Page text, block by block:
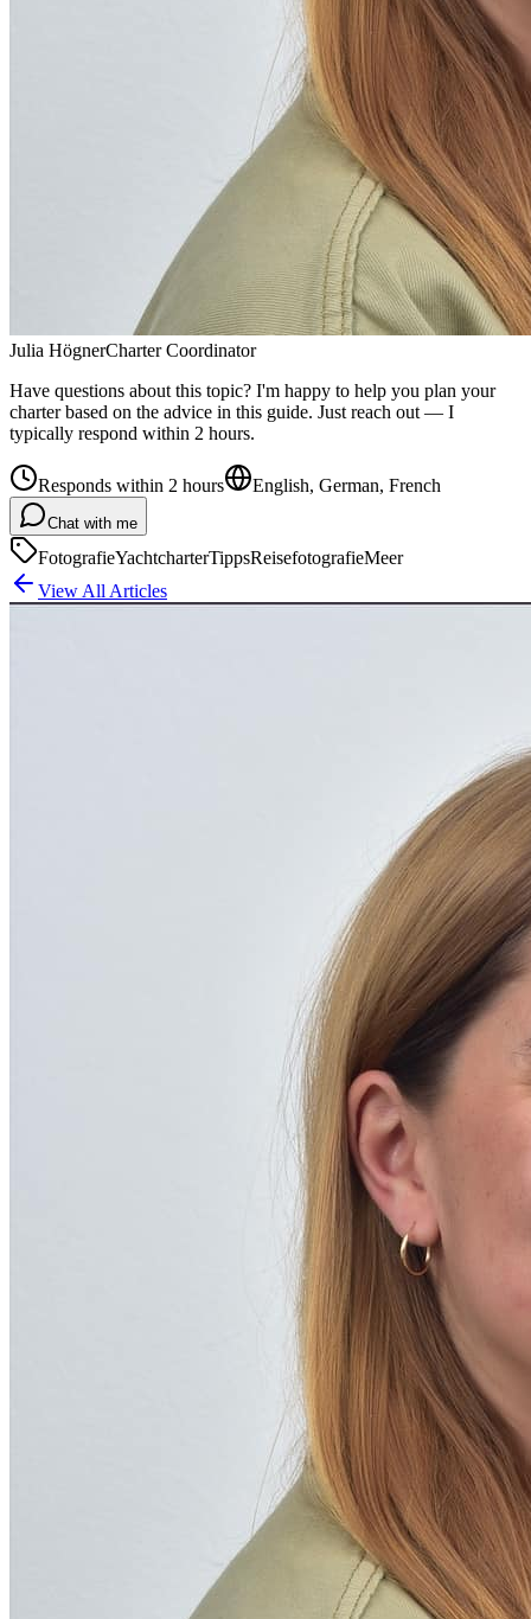
Julia HögnerCharter Coordinator
Have questions about this topic? I'm happy to help you plan your
charter based on the advice in this guide. Just reach out — I
typically respond within 2 hours.
Responds within 2 hours English, German, French
Chat with me
FotografieYachtcharterTippsReisefotografieMeer
View All Articles